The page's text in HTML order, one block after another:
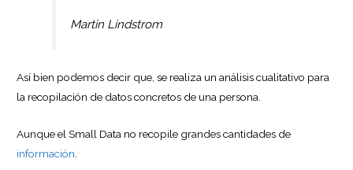
Martin Lindstrom
Así bien podemos decir que, se realiza un análisis cualitativo para
la recopilación de datos concretos de una persona.
Aunque el Small Data no recopile grandes cantidades de
información